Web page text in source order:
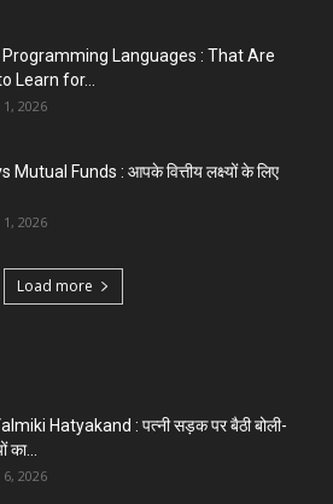
Programming Languages : That Are
Learn for...
2026
Mutual Funds : आपके वित्तीय लक्ष्यों के लिए
2026
Load more
Hatyakand : पत्नी सड़क पर बैठी बोली-
का...
2026